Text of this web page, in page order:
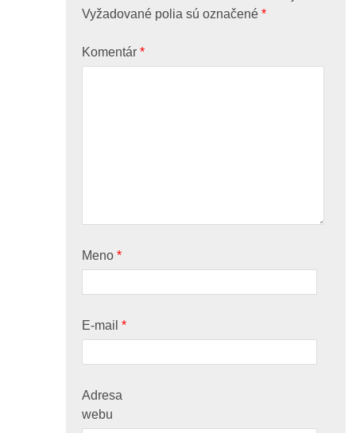
Vyžadované polia sú označené*
Komentár*
Meno*
E-mail*
Adresa
webu